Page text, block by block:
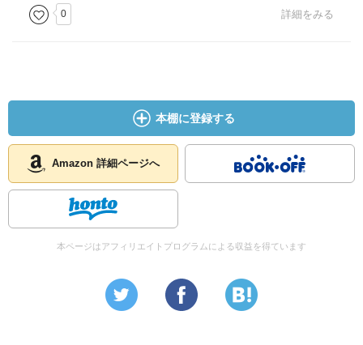
すっかり、否、まんまと（？）前向きに課題解決しようと
しているという絶妙な仕掛けに、
と落ち込んでいる私の姉にも薦めたい。
0 詳細をみる
本棚に登録する
Amazon 詳細ページへ
本ページはアフィリエイトプログラムによる収益を得ています